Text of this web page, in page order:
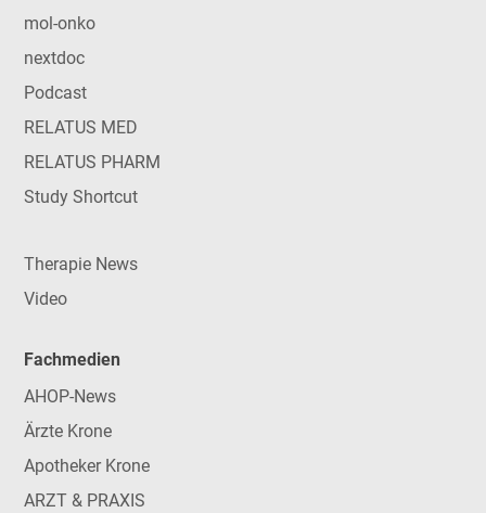
mol-onko
nextdoc
Podcast
RELATUS MED
RELATUS PHARM
Study Shortcut
Therapie News
Video
Fachmedien
AHOP-News
Ärzte Krone
Apotheker Krone
ARZT & PRAXIS